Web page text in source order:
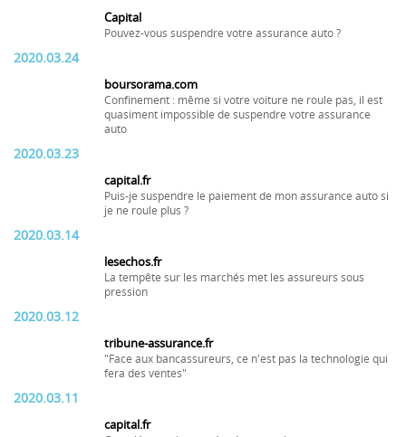
Capital
Pouvez-vous suspendre votre assurance auto ?
2020.03.24
boursorama.com
Confinement : même si votre voiture ne roule pas, il est
quasiment impossible de suspendre votre assurance
auto
2020.03.23
capital.fr
Puis-je suspendre le paiement de mon assurance auto si
je ne roule plus ?
2020.03.14
lesechos.fr
La tempête sur les marchés met les assureurs sous
pression
2020.03.12
tribune-assurance.fr
"Face aux bancassureurs, ce n'est pas la technologie qui
fera des ventes"
2020.03.11
capital.fr